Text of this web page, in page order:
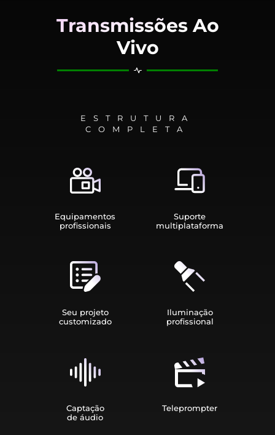
Transmissões Ao
Vivo
ESTRUTURA
COMPLETA
Equipamen­tos
profissionais
Suporte
multiplata­forma
Seu projeto
customizado
Iluminação
profissional
Captação
de áudio
Teleprompter